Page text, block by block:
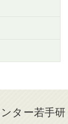
ター若手研